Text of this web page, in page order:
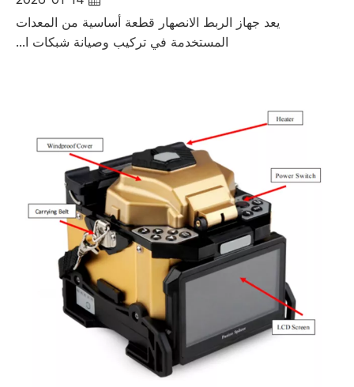
يعد جهاز الربط الانصهار قطعة أساسية من المعدات
المستخدمة في تركيب وصيانة شبكات ا...